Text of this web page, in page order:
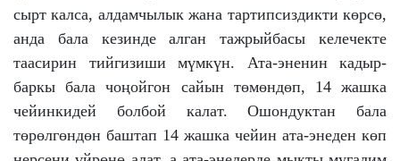
сырт калса, алдамчылык жана тартипсиздикти көрсө,
анда бала кезинде алган тажрыйбасы келечекте
таасирин тийгизиши мүмкүн. Ата-эненин кадыр-
баркы бала чоңойгон сайын төмөндөп, 14 жашка
чейинкидей болбой калат. Ошондуктан бала
төрөлгөндөн баштап 14 жашка чейин ата-энеден көп